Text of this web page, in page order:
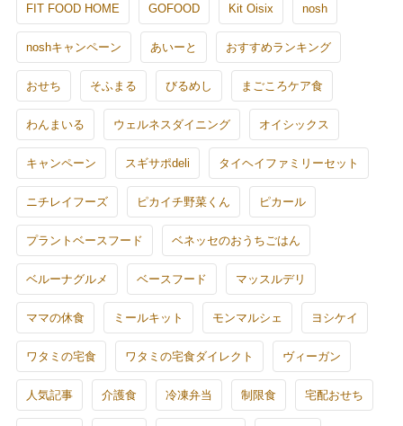
FIT FOOD HOME GOFOOD Kit Oisix nosh
noshキャンペーン あいーと おすすめランキング
おせち そふまる びるめし まごころケア食
わんまいる ウェルネスダイニング オイシックス
キャンペーン スギサポdeli タイヘイファミリーセット
ニチレイフーズ ピカイチ野菜くん ピカール
プラントベースフード ベネッセのおうちごはん
ベルーナグルメ ベースフード マッスルデリ
ママの休食 ミールキット モンマルシェ ヨシケイ
ワタミの宅食 ワタミの宅食ダイレクト ヴィーガン
人気記事 介護食 冷凍弁当 制限食 宅配おせち